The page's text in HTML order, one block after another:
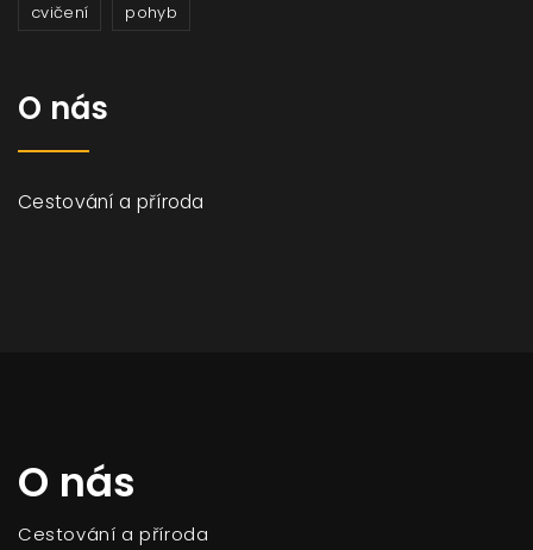
cvičení pohyb
O nás
Cestování a příroda
O nás
Cestování a příroda